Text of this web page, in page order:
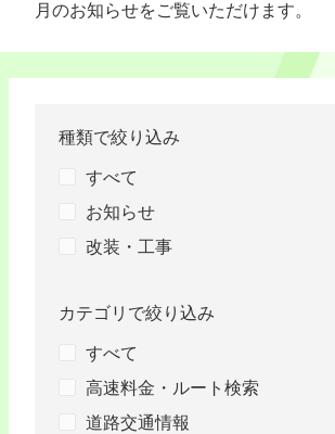
月のお知らせをご覧いただけます。
種類で絞り込み
すべて
お知らせ
改装・工事
カテゴリで絞り込み
すべて
高速料金・ルート検索
道路交通情報